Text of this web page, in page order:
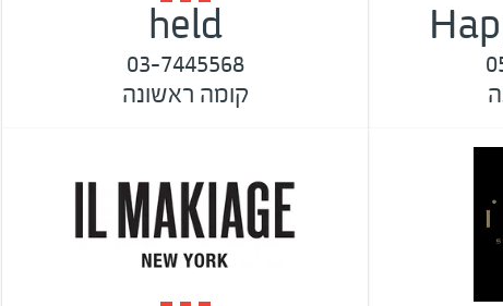
held
03-7445568
קומה ראשונה